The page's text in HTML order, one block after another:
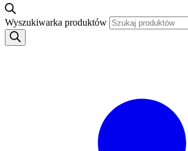
Wyszukiwarka produktów